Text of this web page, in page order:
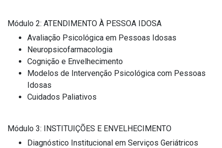
Módulo 2: ATENDIMENTO À PESSOA IDOSA
Avaliação Psicológica em Pessoas Idosas
Neuropsicofarmacologia
Cognição e Envelhecimento
Modelos de Intervenção Psicológica com Pessoas
Idosas
Cuidados Paliativos
Módulo 3: INSTITUIÇÕES E ENVELHECIMENTO
Diagnóstico Institucional em Serviços Geriátricos